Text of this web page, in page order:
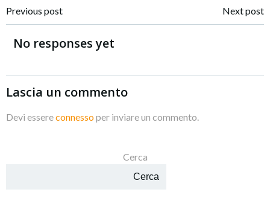
Navigazione
articoli
Previous post
Navigazione
Next post
No responses yet
Lascia un commento
Devi essereconnessoper inviare un commento.
Cerca
Cerca